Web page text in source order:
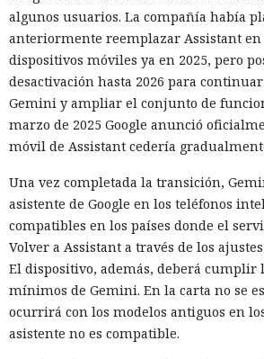
algunos usuarios. La compañía había
anteriormente reemplazar Assistant
dispositivos móviles ya en 2025, pero
desactivación hasta 2026 para
Gemini y ampliar el conjunto de
marzo de 2025 Google anunció
móvil de Assistant cedería
Una vez completada la transición,
asistente de Google en los teléfonos
compatibles en los países donde el
Volver a Assistant a través de los
El dispositivo, además, deberá cumplir
mínimos de Gemini. En la carta no se
ocurrirá con los modelos antiguos en
asistente no es compatible.